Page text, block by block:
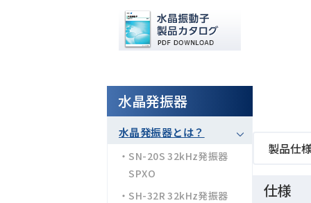
製品仕
仕様
水晶発振器
水晶発振器とは？
・SN-20S 32kHz発振器
SPXO
・SH-32R 32kHz発振器